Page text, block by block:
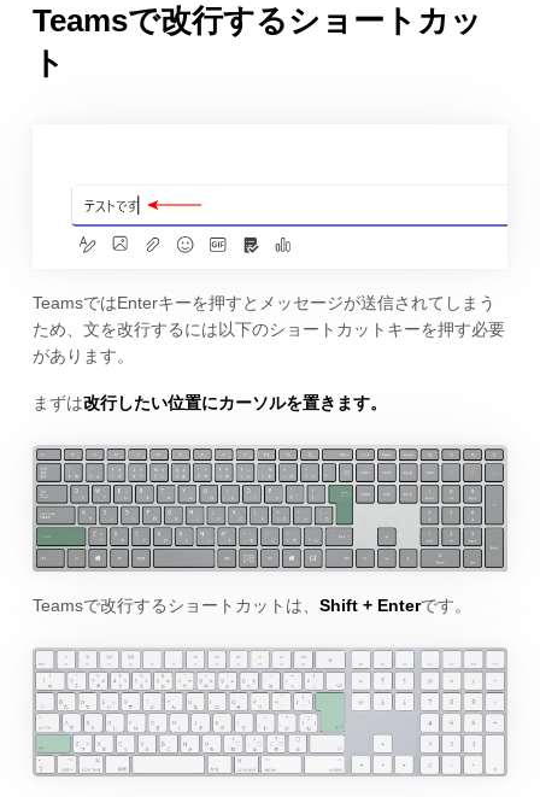
Teamsで改行するショートカッ
ト
TeamsではEnterキーを押すとメッセージが送信されてしまう
ため、文を改行するには以下のショートカットキーを押す必要
があります。
まずは改行したい位置にカーソルを置きます。
Teamsで改行するショートカットは、 Shift + Enterです。